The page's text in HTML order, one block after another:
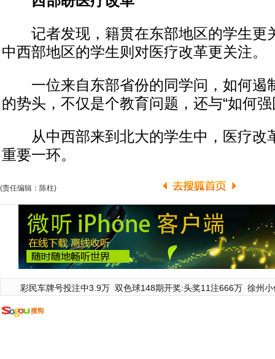
记者发现，籍贯在东部地区的学生更
中西部地区的学生则对医疗改革更关注。
一位来自东部省份的同学问，如何遏
的势头，不仅是个教育问题，还与“如何强
从中西部来到北大的学生中，医疗改
重要一环。
(责任编辑：陈柱)
彩民车牌号投注中3.9万 双色球148期开奖:头奖11注666万 徐州